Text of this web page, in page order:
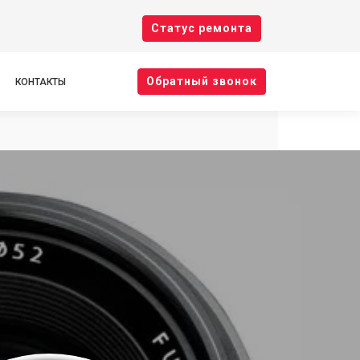
Cтатус ремонта
КОНТАКТЫ Oбратный звонок